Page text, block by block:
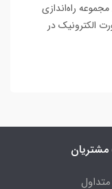
راه‌اندازی
الکترونیک در